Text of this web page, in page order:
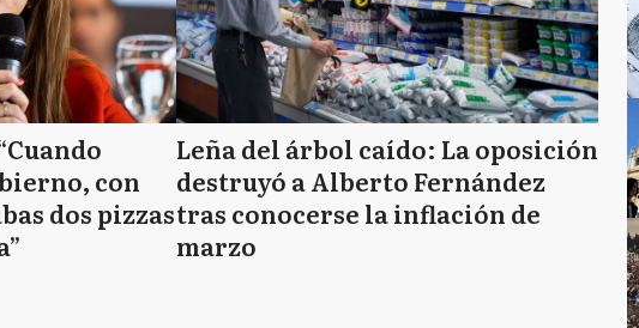
con
dos pizzas
Leña del árbol caído: La oposición
destruyó a Alberto Fernández
tras conocerse la inflación de
marzo